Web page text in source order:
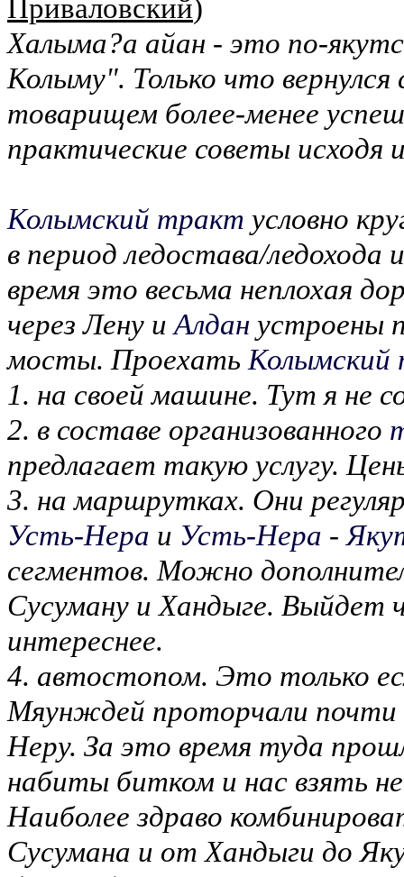
Приваловский)
Халыма?а айан - это по-
Колыму". Только что
товарищем более-менее
практические советы исходя
Колымский тракт условно
в период ледостава/
время это весьма неплохая
через Лену иАлдан устроены
мосты. Проехать Колымский
1. на своей машине. Тут я не
2. в составе организованного
предлагает такую услугу.
3. на маршрутках. Они
Усть-Нера и Усть-Нера -
сегментов. Можно
Сусуману и Хандыге. Выйдет
интереснее.
4. автостопом. Это только
Мяунждей проторчали почти
Неру. За это время туда
набиты битком и нас взять
Наиболее здраво
Сусумана и от Хандыги до